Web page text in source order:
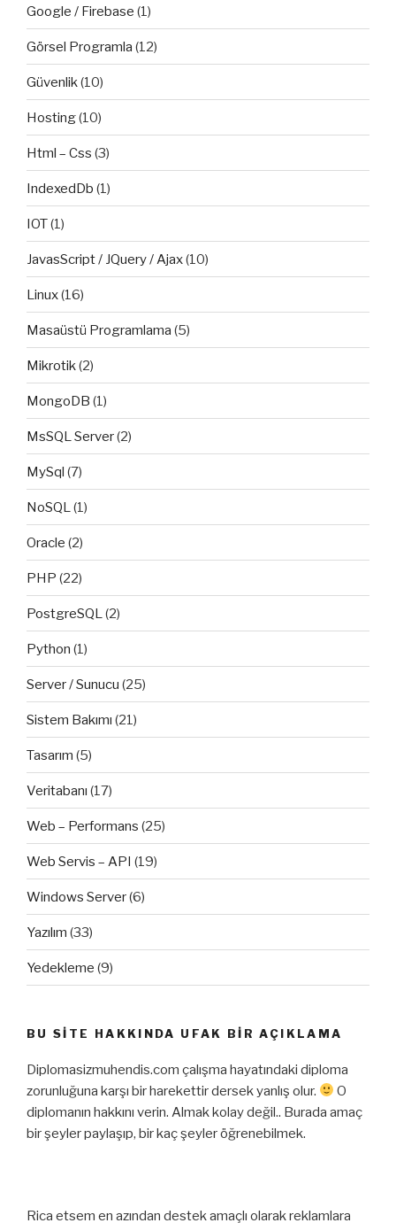
Google / Firebase (1)
Görsel Programla (12)
Güvenlik(10)
Hosting(10)
Html – Css (3)
IndexedDb (1)
IOT(1)
JavasScript / JQuery / Ajax(10)
Linux(16)
Masaüstü Programlama (5)
Mikrotik(2)
MongoDB (1)
MsSQL Server(2)
MySql (7)
NoSQL(1)
Oracle (2)
PHP (22)
PostgreSQL(2)
Python (1)
Server / Sunucu (25)
Sistem Bakımı (21)
Tasarım (5)
Veritabanı (17)
Web – Performans (25)
Web Servis – API (19)
Windows Server(6)
Yazılım (33)
Yedekleme (9)
BU SITE HAKKINDA UFAK BIR AÇIKLAMA
Diplomasizmuhendis.com çalışma hayatındaki diploma
zorunluğuna karşı bir harekettir dersek yanlış olur.
O
diplomanın hakkını verin. Almak kolay değil.. Burada amaç
bir şeyler paylaşıp, bir kaç şeyler öğrenebilmek.
Rica etsem en azından destek amaçlı olarak reklamlara